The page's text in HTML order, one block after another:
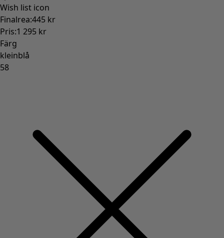
Wish list icon
Finalrea:445 kr
Pris:1 295 kr
Färg
kleinblå
58